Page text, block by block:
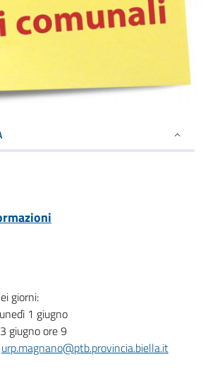
giorni:
1 giugno
giugno ore 9
urp.magnano@ptb.provincia.biella.it